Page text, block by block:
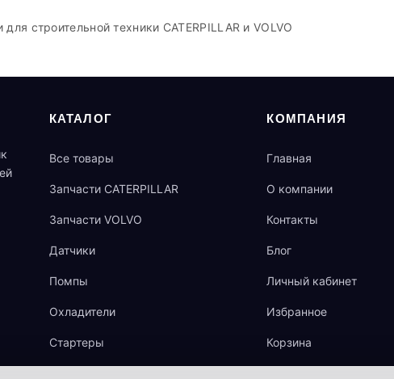
строительной техники CATERPILLAR и VOLVO
КАТАЛОГ
Все товары
Запчасти CATERPILLAR
Запчасти VOLVO
Датчики
Помпы
Охладители
Стартеры
КОМПАНИЯ
Главная
О компании
Контакты
Блог
Личный кабинет
Избранное
Корзина